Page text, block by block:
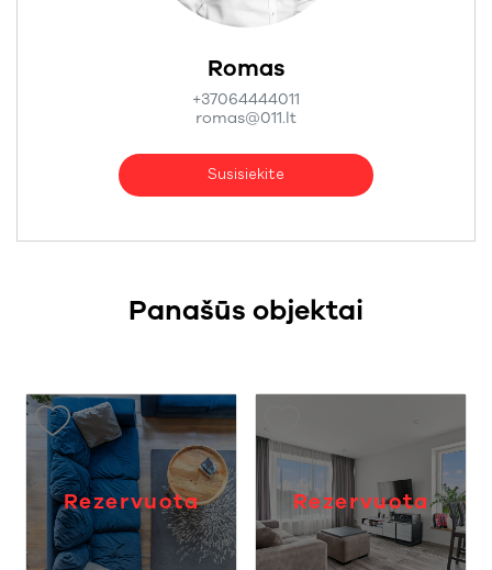
Romas
+37064444011
romas@011.lt
Susisiekite
Panašūs objektai
Rezervuota Rezervuota